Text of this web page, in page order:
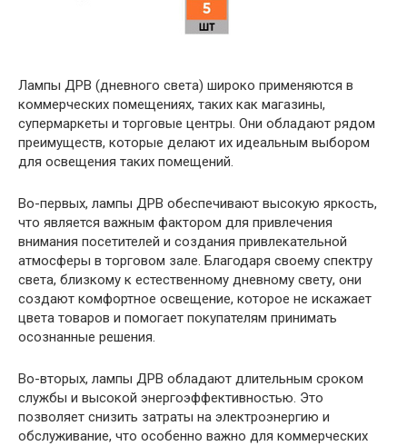
Лампы ДРВ (дневного света) широко применяются в
коммерческих помещениях, таких как магазины,
супермаркеты и торговые центры. Они обладают рядом
преимуществ, которые делают их идеальным выбором
для освещения таких помещений.
Во-первых, лампы ДРВ обеспечивают высокую яркость,
что является важным фактором для привлечения
внимания посетителей и создания привлекательной
атмосферы в торговом зале. Благодаря своему спектру
света, близкому к естественному дневному свету, они
создают комфортное освещение, которое не искажает
цвета товаров и помогает покупателям принимать
осознанные решения.
Во-вторых, лампы ДРВ обладают длительным сроком
службы и высокой энергоэффективностью. Это
позволяет снизить затраты на электроэнергию и
обслуживание, что особенно важно для коммерческих